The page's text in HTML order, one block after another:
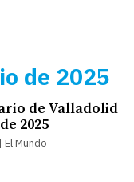
de 2025
de Valladolid
2025
Mundo